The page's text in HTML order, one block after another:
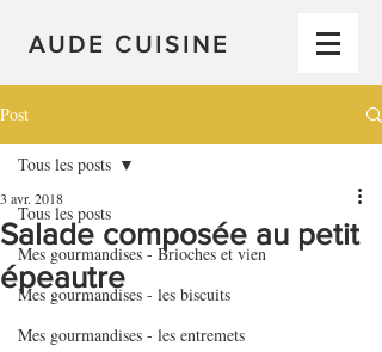
AUDE CUISINE
Post
Tous les posts
Mes gourmandises - Brioches et vien
Mes gourmandises - les biscuits
Mes gourmandises - les entremets
Tous les posts
Salade composée au petit
épeautre
3 avr. 2018